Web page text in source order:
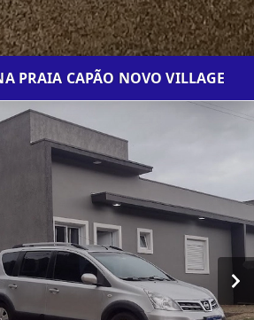
PRAIA CAPÃO NOVO VILLAGE